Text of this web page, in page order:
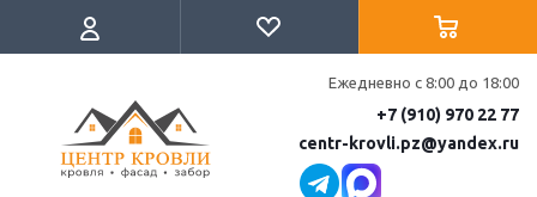
Ежедневно с 8:00 до 18:00
+7 (910) 970 22 77
centr-krovli.pz@yandex.ru